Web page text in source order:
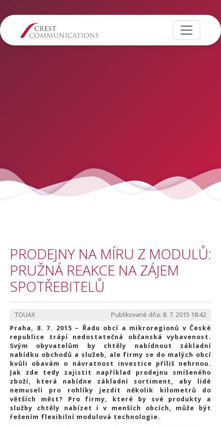
PRODEJNY NA MÍRU Z MODULŮ:
PRUŽNÁ REAKCE NA ZÁJEM
SPOTŘEBITELŮ
Publikované dňa: 8. 7. 2015 18:42
TOUAX
Praha, 8. 7. 2015 – Řadu obcí a mikroregionů v České
republice trápí nedostatečná občanská vybavenost.
Svým obyvatelům by chtěly nabídnout základní
nabídku obchodů a služeb, ale firmy se do malých obcí
kvůli obavám o návratnost investice příliš nehrnou.
Jak zde tedy zajistit například prodejnu smíšeného
zboží, která nabídne základní sortiment, aby lidé
nemuseli pro rohlíky jezdit několik kilometrů do
větších měst? Pro firmy, které by své produkty a
služby chtěly nabízet i v menších obcích, může být
řešením flexibilní modulová technologie.